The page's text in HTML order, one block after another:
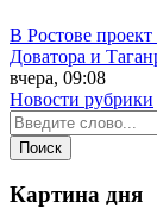
В Ростове
Доватора и
вчера, 09:08
Новости рубрики
Картина дня